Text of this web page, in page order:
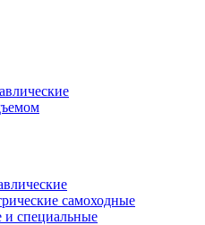
самоходные
специальные